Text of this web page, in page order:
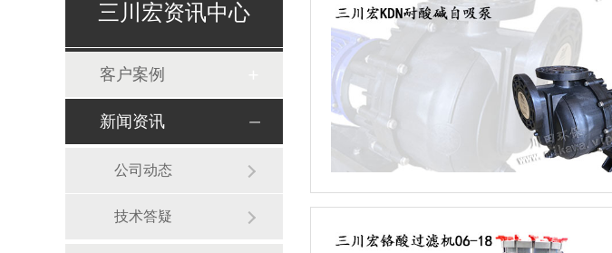
三川宏资讯中心
客户案例
新闻资讯
公司动态
技术答疑